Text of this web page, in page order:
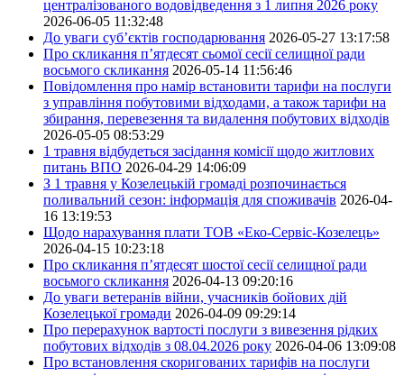
централізованого водовідведення з 1 липня 2026 року
2026-06-05 11:32:48
До уваги суб’єктів господарювання 2026-05-27 13:17:58
Про скликання п’ятдесят сьомої сесії селищної ради
восьмого скликання 2026-05-14 11:56:46
Повідомлення про намір встановити тарифи на послуги
з управління побутовими відходами, а також тарифи на
збирання, перевезення та видалення побутових відходів
2026-05-05 08:53:29
1 травня відбудеться засідання комісії щодо житлових
питань ВПО 2026-04-29 14:06:09
З 1 травня у Козелецькій громаді розпочинається
поливальний сезон: інформація для споживачів 2026-04-
16 13:19:53
Щодо нарахування плати ТОВ «Еко-Сервіс-Козелець»
2026-04-15 10:23:18
Про скликання п’ятдесят шостої сесії селищної ради
восьмого скликання 2026-04-13 09:20:16
До уваги ветеранів війни, учасників бойових дій
Козелецької громади 2026-04-09 09:29:14
Про перерахунок вартості послуги з вивезення рідких
побутових відходів з 08.04.2026 року 2026-04-06 13:09:08
Про встановлення скоригованих тарифів на послуги